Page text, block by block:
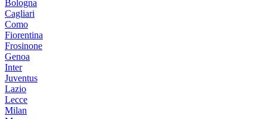
Bologna
Cagliari
Como
Fiorentina
Frosinone
Genoa
Inter
Juventus
Lazio
Lecce
Milan